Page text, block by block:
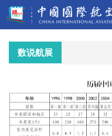
数说航展